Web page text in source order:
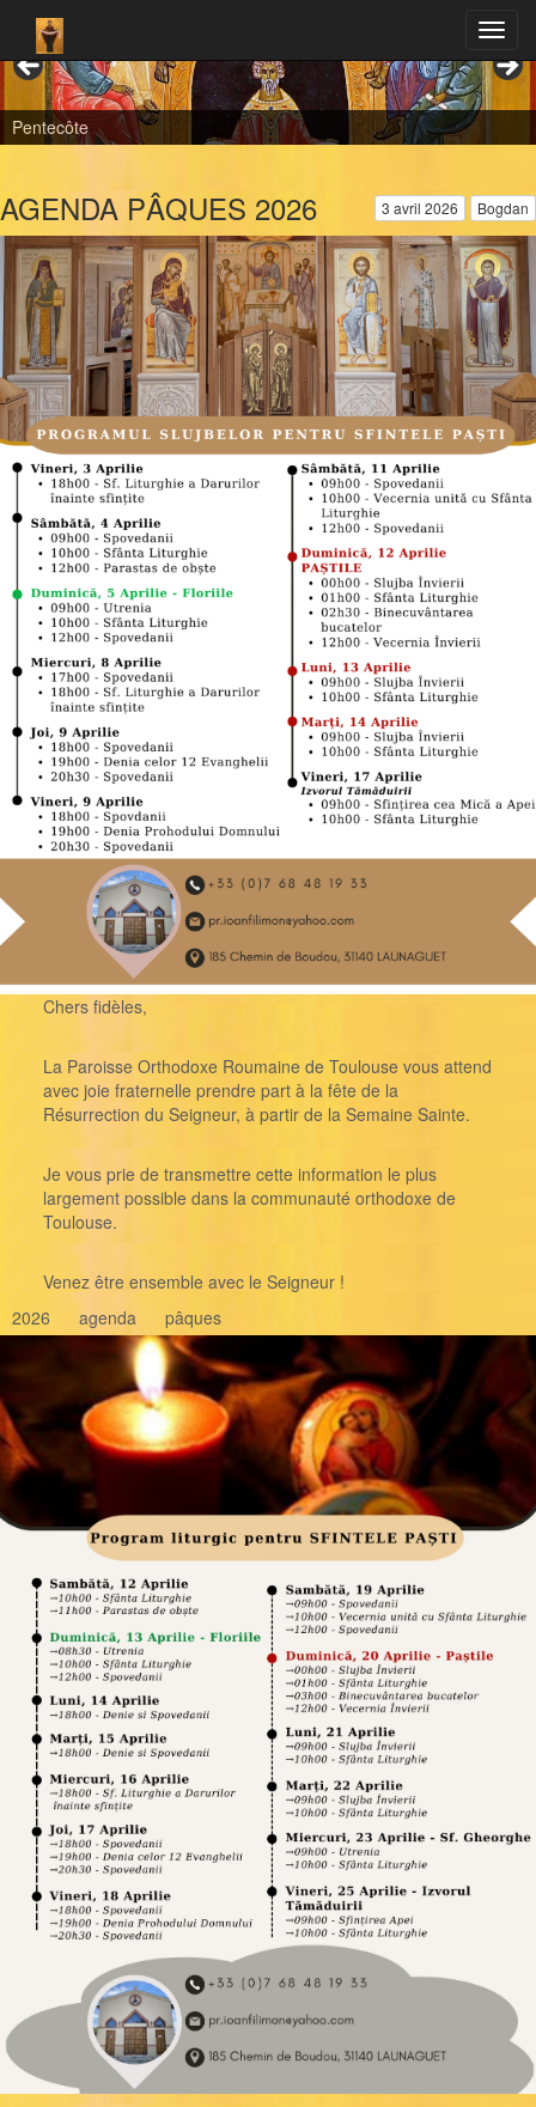
Pentecôte
3 avril 2026 Bogdan
AGENDA PÂQUES 2026
Chers fidèles,
La Paroisse Orthodoxe Roumaine de Toulouse vous attend
avec joie fraternelle prendre part à la fête de la
Résurrection du Seigneur, à partir de la Semaine Sainte.
Je vous prie de transmettre cette information le plus
largement possible dans la communauté orthodoxe de
Toulouse.
Venez être ensemble avec le Seigneur !
2026
agenda pâques